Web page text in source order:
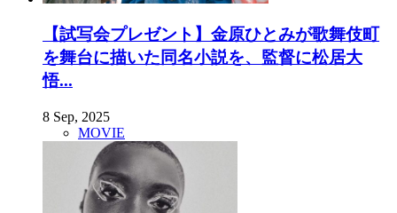
【試写会プレゼント】金原ひとみが歌舞伎町
を舞台に描いた同名小説を、監督に松居大
悟...
8 Sep, 2025
MOVIE